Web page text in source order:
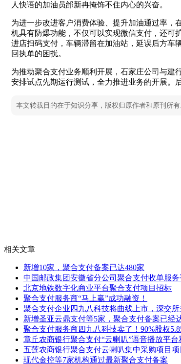
人快语的加油员邰新冉掩饰不住内心的兴奋。
为进一步改进客户消费体验、提升加油通过率，
机具有防爆功能，不仅可以实现微信支付，还可
进店扫码支付，车辆滞留在加油站，延误后方车
回执单的困扰。
为推动聚合支付业务顺利开展，石家庄公司与建
安排试点先期运行测试，全力推进业务的开展。
本文转载目的在于知识分享，版权归原作者和原刊所
相关文章
新增10家，聚合支付备案已达480家
中国邮政集团安徽省分公司聚合支付收单服
北京地铁数字化商业平台聚合支付项目招标
聚合支付服务商“马上赢”成功融资！
聚合支付企业四九八科技将曲线上市，深交
新增圣亚云鼎支付等5家，聚合支付备案已经
聚合支付服务商四九八科技卖了！90%股权
章丘农商银行聚合支付“云喇叭”语音播放平
五莲农商银行聚合支付云喇叭集中采购项目
现代金控等7家机构通过最新聚合支付备案